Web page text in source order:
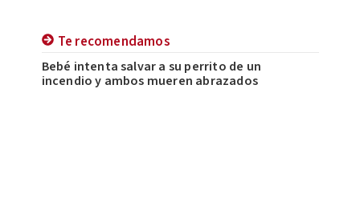
Te recomendamos
Bebé intenta salvar a su perrito de un
incendio y ambos mueren abrazados